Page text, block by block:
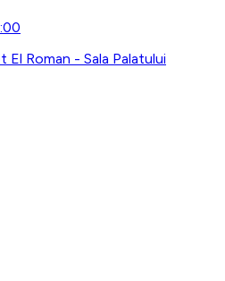
Roman - Sala Palatului